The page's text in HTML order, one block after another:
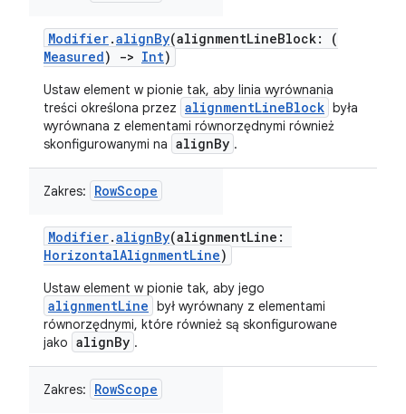
Modifier.alignBy(alignmentLineBlock: (
Measured) -> Int)
Ustaw element w pionie tak, aby linia wyrównania
treści określona przez alignmentLineBlock była
wyrównana z elementami równorzędnymi również
skonfigurowanymi na alignBy .
Zakres: RowScope
Modifier.alignBy(alignmentLine:
HorizontalAlignmentLine)
Ustaw element w pionie tak, aby jego
alignmentLine był wyrównany z elementami
równorzędnymi, które również są skonfigurowane
jako alignBy .
Zakres: RowScope